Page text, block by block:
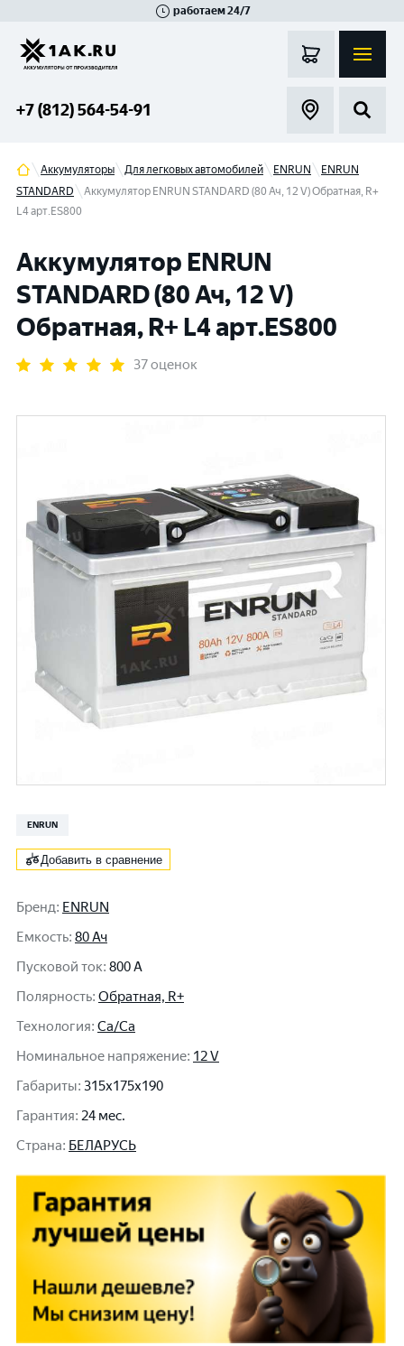
работаем 24/7
+7 (812) 564-54-91
Аккумуляторы Для легковых автомобилей ENRUN
ENRUN
STANDARD
Аккумулятор ENRUN STANDARD (80 Ач, 12 V) Обратная, R+
L4 арт.ES800
Аккумулятор ENRUN
STANDARD (80 Ач, 12 V)
Обратная, R+ L4 арт.ES800
37 оценок
ENRUN
Добавить в сравнение
Бренд: ENRUN
Емкость: 80 Ач
Пусковой ток: 800 A
Полярность: Обратная, R+
Технология: Ca/Ca
Номинальное напряжение: 12 V
Габариты: 315x175x190
Гарантия: 24 мес.
Cтрана: БЕЛАРУСЬ
Гатчина